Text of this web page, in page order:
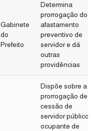
Gabinete
do
Prefeito
Determina
prorrogação do
afastamento
preventivo de
servidor e dá
outras
providências
Dispõe sobre a
prorrogação de
cessão de
servidor público,
ocupante de